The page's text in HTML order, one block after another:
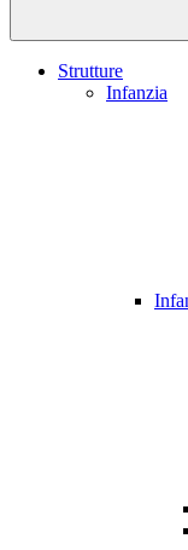
Strutture
Infanzia